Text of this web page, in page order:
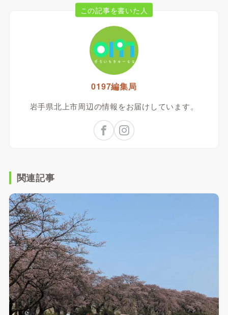
この記事を書いた人
0197編集局
岩手県北上市周辺の情報をお届けしています。
関連記事